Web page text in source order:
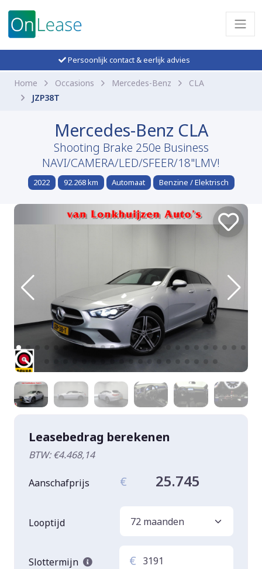
Persoonlijk contact & eerlijk advies
Home Occasions Mercedes-Benz
CLA
JZP38T
Mercedes-Benz CLA
Shooting Brake 250e Business
NAVI/CAMERA/LED/SFEER/18"LMV!
2022 92.268 km Automaat Benzine / Elektrisch
Leasebedrag berekenen
BTW: €4.468,14
Aanschafprijs € 25.745
Looptijd
Slottermijn €